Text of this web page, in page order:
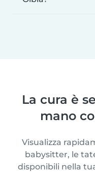
La cura è
mano
Visualizza
babysitter, le
disponibili nella